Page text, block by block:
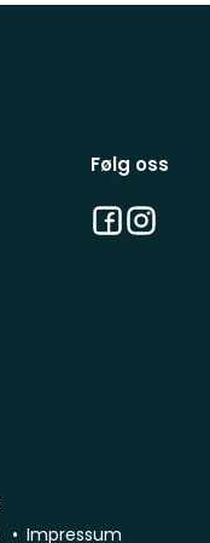
Følg oss
Facebook
Instagram
Impressum